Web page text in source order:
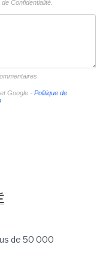
Confidentialité.
Google - Politique de
de 50 000